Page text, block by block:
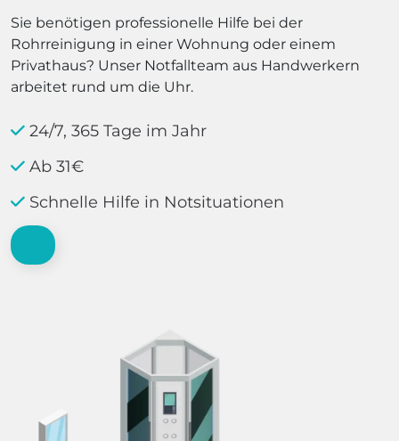
Sie benötigen professionelle Hilfe bei der
Rohrreinigung in einer Wohnung oder einem
Privathaus? Unser Notfallteam aus Handwerkern
arbeitet rund um die Uhr.
24/7, 365 Tage im Jahr
Ab 31€
Schnelle Hilfe in Notsituationen